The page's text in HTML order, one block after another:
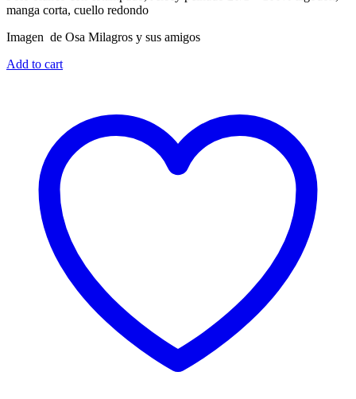
manga corta, cuello redondo
Imagen de Osa Milagros y sus amigos
Add to cart